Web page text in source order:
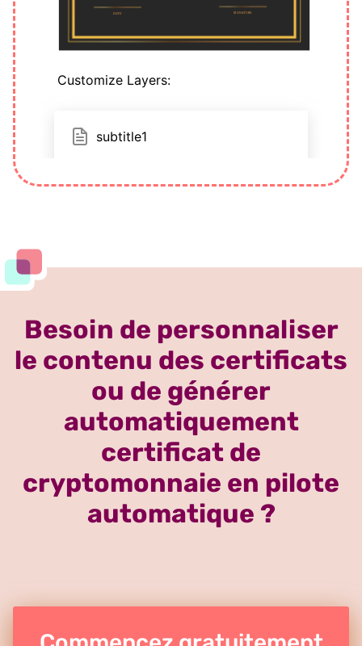
Besoin de personnaliser
le contenu des certificats
ou de générer
automatiquement
certificat de
cryptomonnaie en pilote
automatique ?